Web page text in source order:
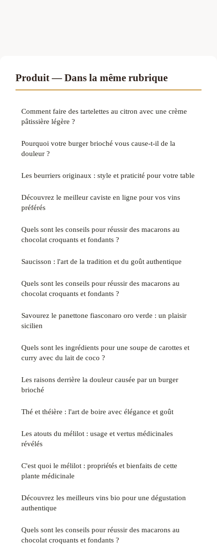
Produit — Dans la même rubrique
Comment faire des tartelettes au citron avec une crème
pâtissière légère ?
Pourquoi votre burger brioché vous cause-t-il de la
douleur ?
Les beurriers originaux : style et praticité pour votre table
Découvrez le meilleur caviste en ligne pour vos vins
préférés
Quels sont les conseils pour réussir des macarons au
chocolat croquants et fondants ?
Saucisson : l'art de la tradition et du goût authentique
Quels sont les conseils pour réussir des macarons au
chocolat croquants et fondants ?
Savourez le panettone fiasconaro oro verde : un plaisir
sicilien
Quels sont les ingrédients pour une soupe de carottes et
curry avec du lait de coco ?
Les raisons derrière la douleur causée par un burger
brioché
Thé et théière : l'art de boire avec élégance et goût
Les atouts du mélilot : usage et vertus médicinales
révélés
C'est quoi le mélilot : propriétés et bienfaits de cette
plante médicinale
Découvrez les meilleurs vins bio pour une dégustation
authentique
Quels sont les conseils pour réussir des macarons au
chocolat croquants et fondants ?